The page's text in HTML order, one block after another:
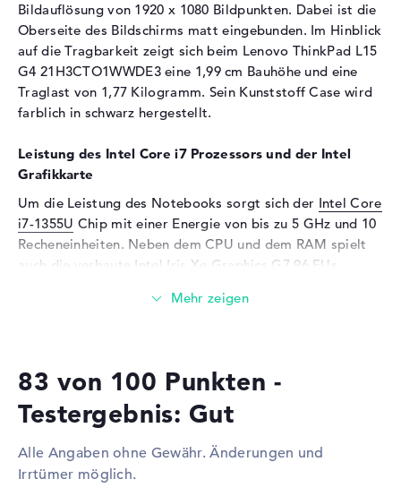
Kartenleser
Unterstützte Flash-
Speicherkarten
microSD
Audio
Soundkarte
Realtek ALC3287
Webcam
Sensorauflösung
Eingabegeräte
Eingabegeräte
Multi-Touch-Trackpad,
Tastatur
Flüssigkeitsabweisend
Netzwerk
Netzwerkkarte
Gigabit Ethernet
WLAN
802.11a, 802.11ac, 802.11ax,
Bildauflösung von 1920 x 1080 Bildpunkten. Dabei ist die
Oberseite des Bildschirms matt eingebunden. Im Hinblick
auf die Tragbarkeit zeigt sich beim Lenovo ThinkPad L15
G4 21H3CTO1WWDE3 eine 1,99 cm Bauhöhe und eine
Traglast von 1,77 Kilogramm. Sein Kunststoff Case wird
farblich in schwarz hergestellt.
Leistung des Intel Core i7 Prozessors und der Intel
Grafikkarte
Um die Leistung des Notebooks sorgt sich der Intel Core
i7-1355U Chip mit einer Energie von bis zu 5 GHz und 10
Recheneinheiten. Neben dem CPU und dem RAM spielt
auch die verbaute Intel Iris Xe Graphics G7 96 EUs
eine dominante Rolle.
mit 32 GByte Arbeitsspeicher bestückt. Wer das
GB aufrüsten möchte, benötigt DDR4 SDRAM (PC4-25600
- 3200 MHz) Arbeitsspeicher. Euer Betriebssystem und
83 von 100 Punkten -
Testergebnis: Gut
Alle Angaben ohne Gewähr. Änderungen und
Irrtümer möglich.